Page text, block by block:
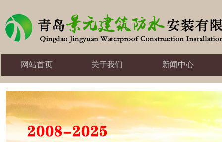
网站首页 关于我们 新闻中心